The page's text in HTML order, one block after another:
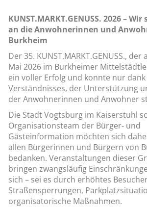
KUNST.MARKT.GENUSS. 2026 – Wir
an die Anwohnerinnen und
Burkheim
Der 35. KUNST.MARKT.GENUSS., der
Mai 2026 im Burkheimer
ein voller Erfolg und konnte nur dank
Verständnisses, der Unterstützung
der Anwohnerinnen und Anwohner
Die Stadt Vogtsburg im Kaiserstuhl
Organisationsteam der Bürger- und
Gästeinformation möchten sich
allen Bürgerinnen und Bürgern von
bedanken. Veranstaltungen dieser
bringen zwangsläufig
sich – sei es durch erhöhtes
Straßensperrungen,
organisatorische Maßnahmen.